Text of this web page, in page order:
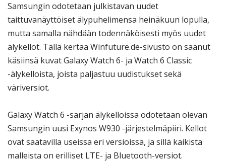
Samsungin odotetaan julkistavan uudet
taittuvanäyttöiset älypuhelimensa heinäkuun lopulla,
mutta samalla nähdään todennäköisesti myös uudet
älykellot. Tällä kertaa Winfuture.de-sivusto on saanut
käsiinsä kuvat Galaxy Watch 6- ja Watch 6 Classic
-älykelloista, joista paljastuu uudistukset sekä
väriversiot.
Galaxy Watch 6 -sarjan älykelloissa odotetaan olevan
Samsungin uusi Exynos W930 -järjestelmäpiiri. Kellot
ovat saatavilla useissa eri versioissa, ja sillä kaikista
malleista on erilliset LTE- ja Bluetooth-versiot.